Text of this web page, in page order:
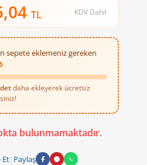
TL KDV Dahil
sepete eklemeniz gereken
daha ekleyerek ücretsiz
bulunmamaktadır.
Et| Paylaş